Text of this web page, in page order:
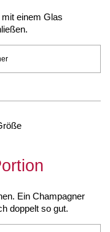
einem Glas
Ein Champagner
doppelt so gut.